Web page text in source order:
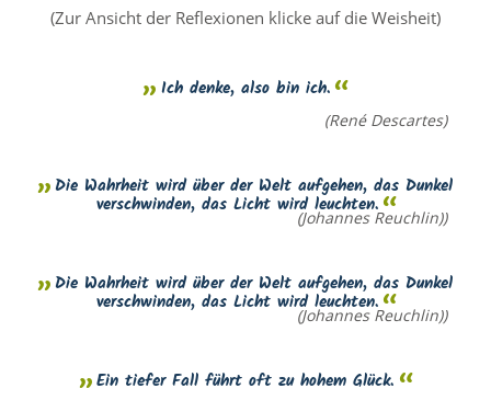
(Zur Ansicht der Reflexionen klicke auf die Weisheit)
Ich denke, also bin ich.
(René Descartes)
Die Wahrheit wird über der Welt aufgehen, das Dunkel
verschwinden, das Licht wird leuchten.
(Johannes Reuchlin))
Die Wahrheit wird über der Welt aufgehen, das Dunkel
verschwinden, das Licht wird leuchten.
(Johannes Reuchlin))
Ein tiefer Fall führt oft zu hohem Glück.